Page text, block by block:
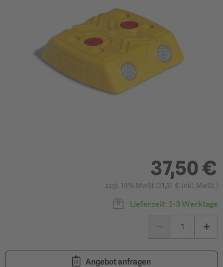
37,50 €
zzgl. 19% MwSt (31,51 € inkl. MwSt.)
Lieferzeit: 1-3 Werktage
Angebot anfragen